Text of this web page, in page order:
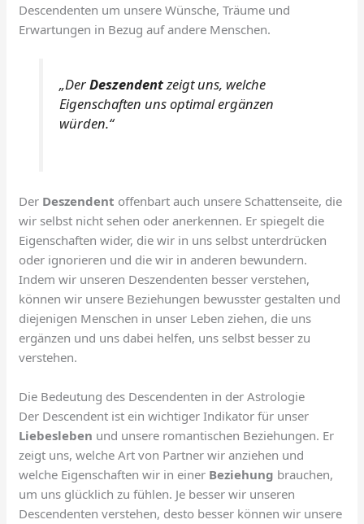
Descendenten um unsere Wünsche, Träume und
Erwartungen in Bezug auf andere Menschen.
„DerDeszendentzeigt uns, welche
Eigenschaften uns optimal ergänzen
würden.“
Der Deszendent offenbart auch unsere Schattenseite, die
wir selbst nicht sehen oder anerkennen. Er spiegelt die
Eigenschaften wider, die wir in uns selbst unterdrücken
oder ignorieren und die wir in anderen bewundern.
Indem wir unseren Deszendenten besser verstehen,
können wir unsere Beziehungen bewusster gestalten und
diejenigen Menschen in unser Leben ziehen, die uns
ergänzen und uns dabei helfen, uns selbst besser zu
verstehen.
Die Bedeutung des Descendenten in der Astrologie
Der Descendent ist ein wichtiger Indikator für unser
Liebesleben und unsere romantischen Beziehungen. Er
zeigt uns, welche Art von Partner wir anziehen und
welche Eigenschaften wir in einer Beziehung brauchen,
um uns glücklich zu fühlen. Je besser wir unseren
Descendenten verstehen, desto besser können wir unsere